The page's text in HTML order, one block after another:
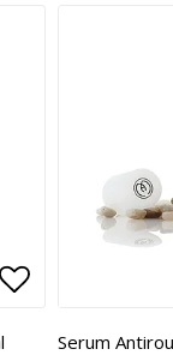
Lägg till i
Serum